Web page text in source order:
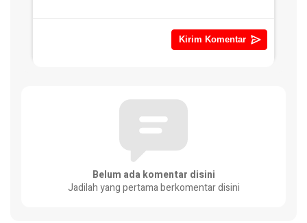
Belum ada komentar disini
Jadilah yang pertama berkomentar disini